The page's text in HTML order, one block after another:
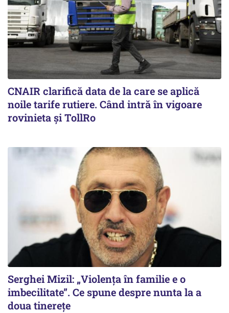
CNAIR clarifică data de la care se aplică
noile tarife rutiere. Când intră în vigoare
rovinieta și TollRo
Serghei Mizil: „Violența în familie e o
imbecilitate”. Ce spune despre nunta la a
doua tinerețe